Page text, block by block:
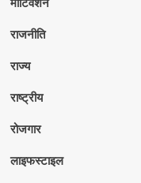
राजनीति
राज्य
राष्ट्रीय
रोजगार
लाइफस्टाइल